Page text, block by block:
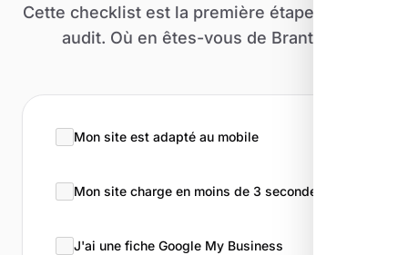
Cette checklist est la première étape de notre
audit. Où en êtes-vous de Brantes ?
Mon site est adapté au mobile
Mon site charge en moins de 3 secondes
J'ai une fiche Google My Business